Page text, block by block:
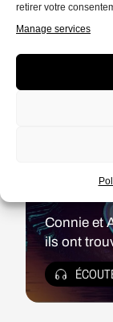
retirer votre
Manage services
Images
Connie et
ils ont
Une
été
situation